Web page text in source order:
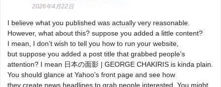
2026年4月22日
I believe what you published was actually very reasonable.
However, what about this? suppose you added a little content?
I mean, I don’t wish to tell you how to run your website,
but suppose you added a post title that grabbed people’s
attention? I mean 日本の面影 | GEORGE CHAKIRIS is kinda plain.
You should glance at Yahoo’s front page and see how
they create news headlines to grab people interested. You might